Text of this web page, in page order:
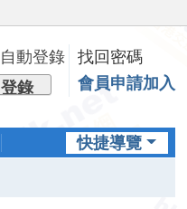
自動登錄
找回密碼
登錄
會員申請加入
快捷導覽